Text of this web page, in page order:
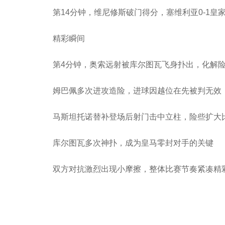
第14分钟，维尼修斯破门得分，塞维利亚0-1皇
精彩瞬间
第4分钟，奥索远射被库尔图瓦飞身扑出，化解
姆巴佩多次进攻造险，进球因越位在先被判无效
马斯坦托诺替补登场后射门击中立柱，险些扩大
库尔图瓦多次神扑，成为皇马零封对手的关键
双方对抗激烈出现小摩擦，整体比赛节奏紧凑精